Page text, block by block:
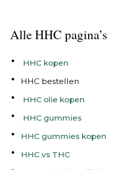
Alle HHC pagina’s
HHC kopen
HHC bestellen
HHC olie kopen
HHC gummies
HHC gummies kopen
HHC vs THC